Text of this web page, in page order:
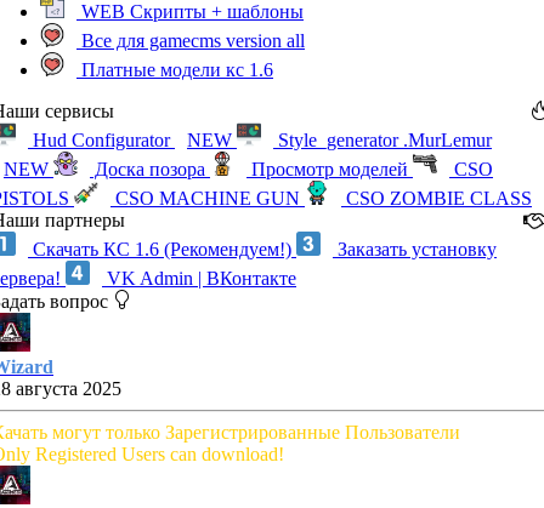
WEB Скрипты + шаблоны
Все для gamecms version all
Платные модели кс 1.6
сервисы
Hud Configurator
NEW
Style_generator .MurLemur
NEW
Доска позора Просмотр моделей
CSO
CSO MACHINE GUN
CSO ZOMBIE CLASS
партнеры
Скачать КС 1.6 (Рекомендуем!)
Заказать установку
VK Admin | ВКонтакте
вопрос
августа 2025
могут только Зарегистрированные Пользователи
Registered Users can download!